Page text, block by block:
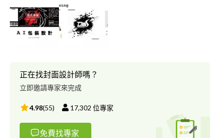
曾於職訓局結訓主修多媒體，目前夜間也持續在精進文創多媒體使
技能同步進步中。面對該領域在不同形式的創作路上，更堅定的朝
目標前進。 獨立完成經歷： 社群平面/文案 向量繪圖 廣編稿排版
曾獲全國海報設計第一名 希望有需要相關服務的業主， 給予一個
正在找封面設計師嗎？
立即邀請專家來完成
4.98(55) 17,302 位專家
免費找專家